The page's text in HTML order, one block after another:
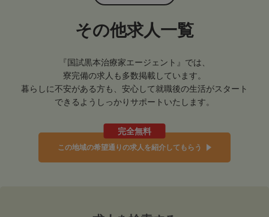
その他求人一覧
『国試黒本治療家エージェント』では、
寮完備の求人も多数掲載しています。
暮らしに不安がある方も、安心して就職後の生活がスタート
できるようしっかりサポートいたします。
完全無料
この地域の希望通りの求人を紹介してもらう